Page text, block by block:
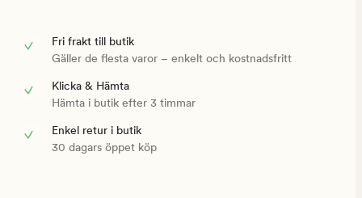
Fri frakt till butik
Gäller de flesta varor – enkelt och kostnadsfritt
Klicka & Hämta
Hämta i butik efter 3 timmar
Enkel retur i butik
30 dagars öppet köp